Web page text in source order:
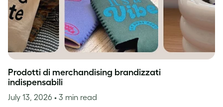
Prodotti di merchandising brandizzati
indispensabili
July 13, 2026 • 3 min read